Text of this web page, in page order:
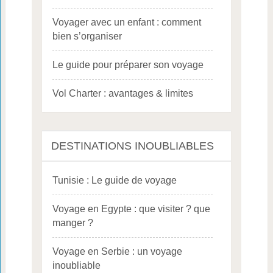
Voyager avec un enfant : comment
bien s’organiser
Le guide pour préparer son voyage
Vol Charter : avantages & limites
DESTINATIONS INOUBLIABLES
Tunisie : Le guide de voyage
Voyage en Egypte : que visiter ? que
manger ?
Voyage en Serbie : un voyage
inoubliable